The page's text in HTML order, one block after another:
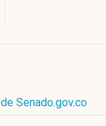
Senado.gov.co